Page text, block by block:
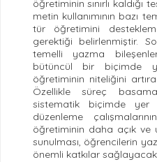
öğretiminin sınırlı kaldığı
metin kullanımının bazı
tür öğretimini
gerektiği belirlenmiştir.
temelli yazma
bütüncül bir biçimde
öğretiminin niteliğini
Özellikle süreç
sistematik biçimde
düzenleme
öğretiminin daha açık
sunulması, öğrencilerin
önemli katkılar